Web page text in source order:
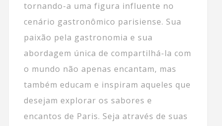
tornando-a uma figura influente no
cenário gastronômico parisiense. Sua
paixão pela gastronomia e sua
abordagem única de compartilhá-la com
o mundo não apenas encantam, mas
também educam e inspiram aqueles que
desejam explorar os sabores e
encantos de Paris. Seja através de suas